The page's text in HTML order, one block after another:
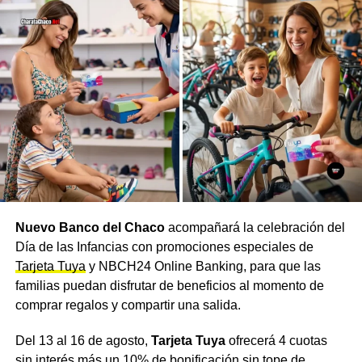
localidad dependerá de las reservas y condiciones de
cada sistema durante el período de intervención.
Charata, entre las localidades
beneficiadas
Las localidades que se beneficiarán progresivamente con
mejores condiciones de caudal son Avia Terai, General
Capdevila, Gancedo, Concepción del Bermejo, Pampa
del Infierno, Los Frentones, Campo Largo, Corzuela, Las
Una vez culminadas las tareas, se reiniciará la
normalización del sistema y la distribución, de acuerdo
con los tiempos necesarios para la presurización y
estabilización de la cañería.
Declaraciones de Sameep
Nuevo Banco del Chacoacompañará la celebración del
Día de las Infancias con promociones especiales de
Tarjeta Tuya y NBCH24 Online Banking, para que las
familias puedan disfrutar de beneficios al momento de
comprar regalos y compartir una salida.
Del 13 al 16 de agosto, Tarjeta Tuyaofrecerá 4 cuotas